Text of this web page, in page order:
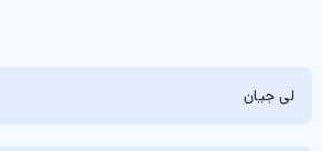
لی جیان